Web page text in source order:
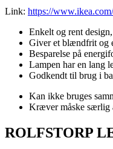
Link: https://
Enkelt og rent
Giver et blændfrit og
Besparelse på
Lampen har en lang
Godkendt til brug i
Kan ikke bruges
Kræver måske særlig
ROLFSTORP